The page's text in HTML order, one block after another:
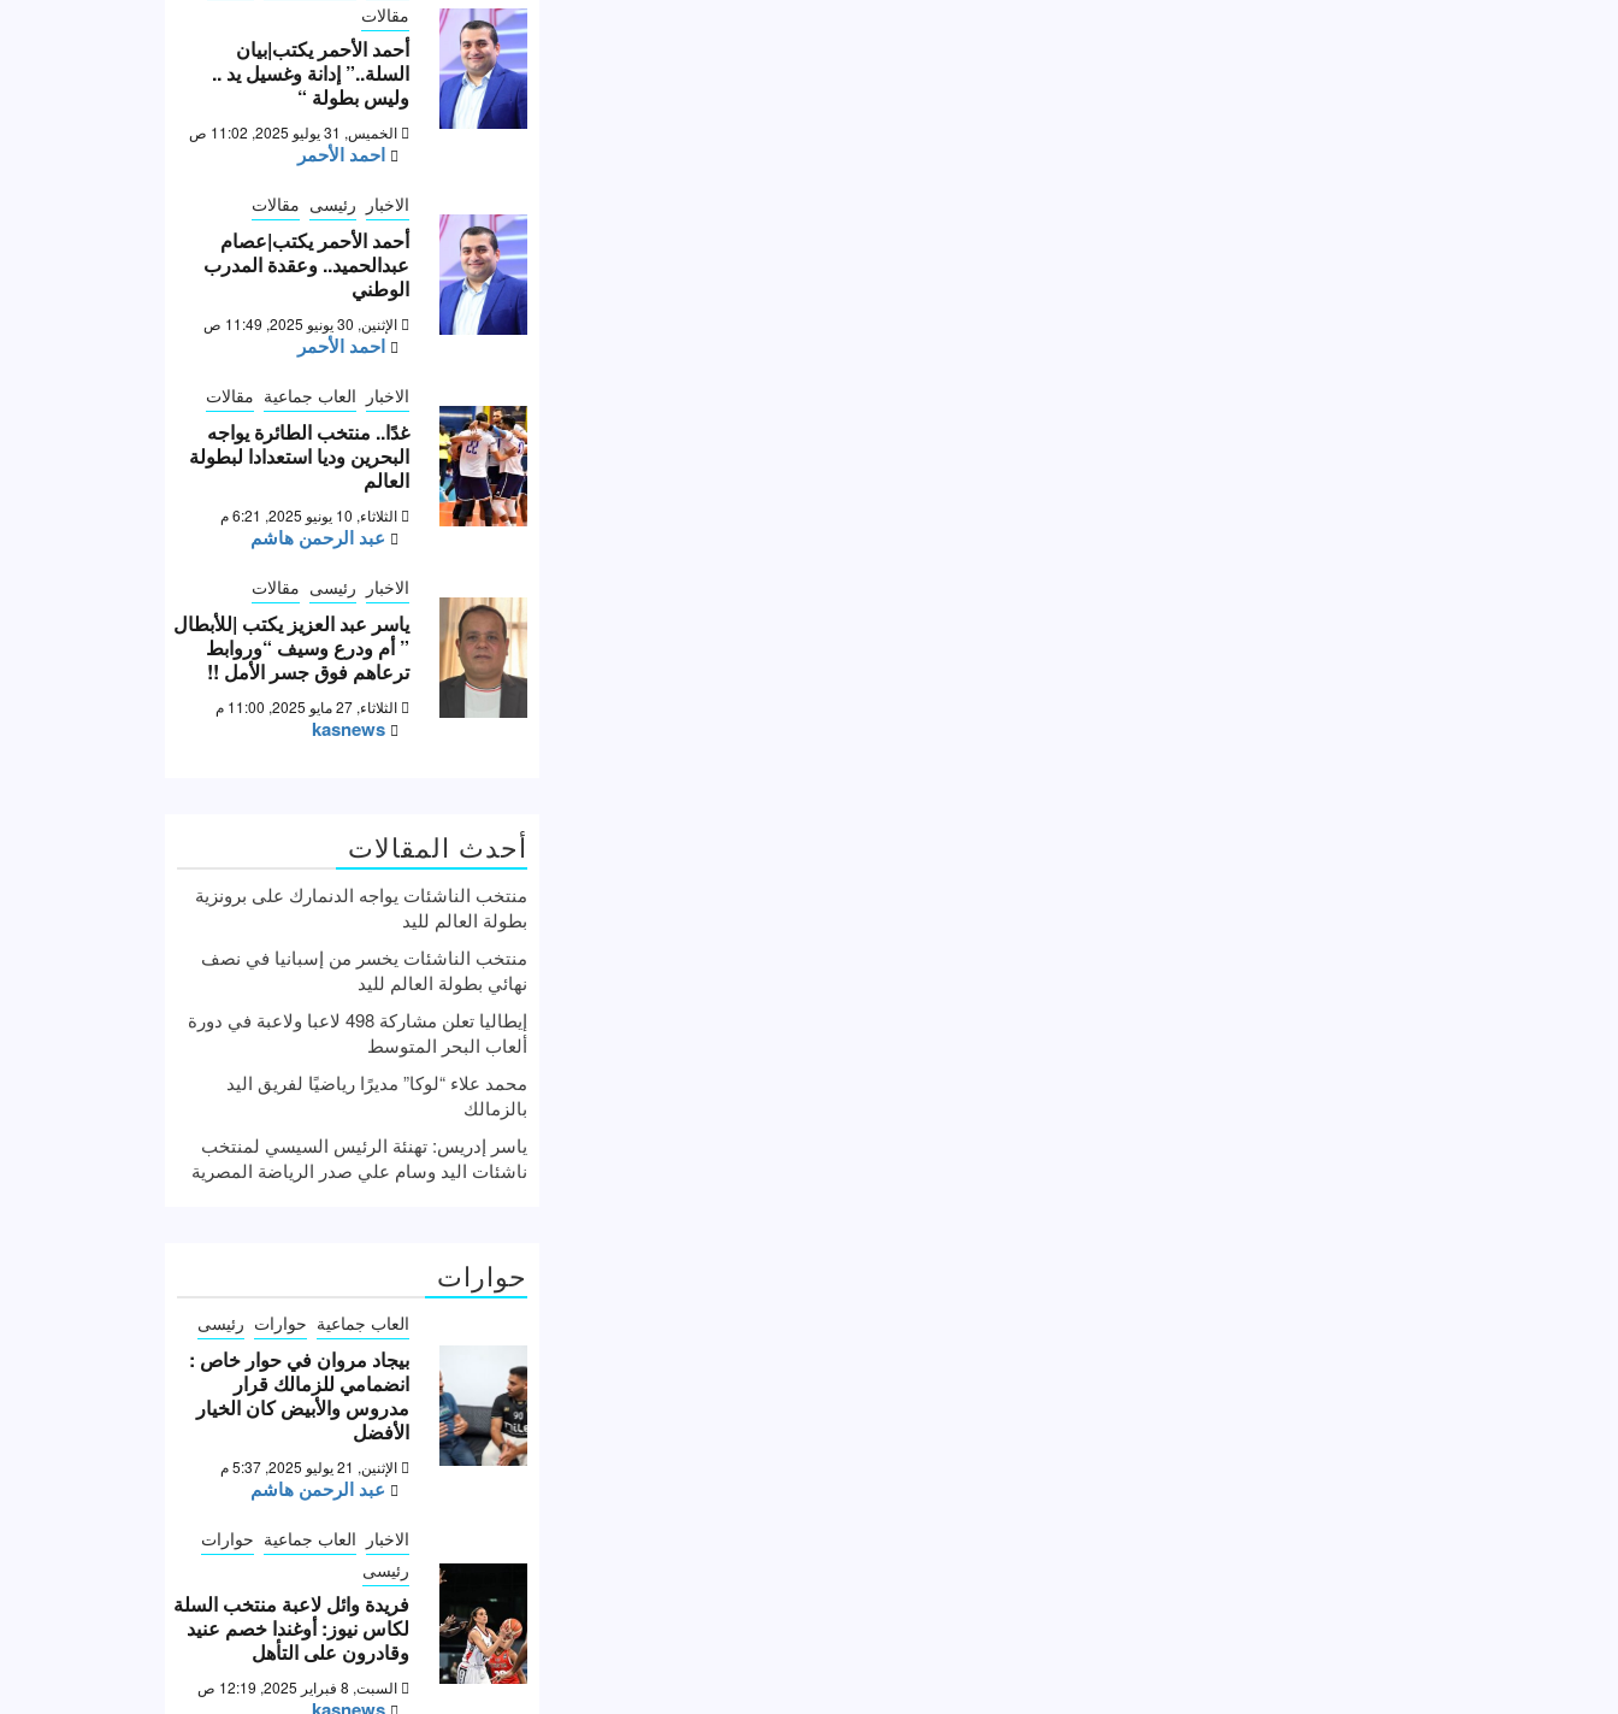
مقالات
أحمد الأحمر يكتب|بيان
السلة..” إدانة وغسيل يد ..
وليس بطولة “
الخميس, 31 يوليو 2025, 11:02 ص
احمد الأحمر
الاخبار رئيسى مقالات
أحمد الأحمر يكتب|عصام
عبدالحميد.. وعقدة المدرب
الوطني
الإثنين, 30 يونيو 2025, 11:49 ص
احمد الأحمر
الاخبار العاب جماعية مقالات
غدًا.. منتخب الطائرة يواجه
البحرين وديا استعدادا لبطولة
العالم
الثلاثاء, 10 يونيو 2025, 6:21 م
عبد الرحمن هاشم
الاخبار رئيسى مقالات
ياسر عبد العزيز يكتب |للأبطال
” أم ودرع وسيف “وروابط
ترعاهم فوق جسر الأمل !!
الثلاثاء, 27 مايو 2025, 11:00 م
kasnews
أحدث المقالات
منتخب الناشئات يواجه الدنمارك على برونزية
بطولة العالم لليد
منتخب الناشئات يخسر من إسبانيا في نصف
نهائي بطولة العالم لليد
إيطاليا تعلن مشاركة 498 لاعبا ولاعبة في دورة
ألعاب البحر المتوسط
محمد علاء “لوكا” مديرًا رياضيًا لفريق اليد
بالزمالك
ياسر إدريس: تهنئة الرئيس السيسي لمنتخب
ناشئات اليد وسام علي صدر الرياضة المصرية
حوارات
العاب جماعية حوارات رئيسى
بيجاد مروان في حوار خاص :
انضمامي للزمالك قرار
مدروس والأبيض كان الخيار
الأفضل
الإثنين, 21 يوليو 2025, 5:37 م
عبد الرحمن هاشم
الاخبار العاب جماعية حوارات
رئيسى
فريدة وائل لاعبة منتخب السلة
لكاس نيوز: أوغندا خصم عنيد
وقادرون على التأهل
السبت, 8 فبراير 2025, 12:19 ص